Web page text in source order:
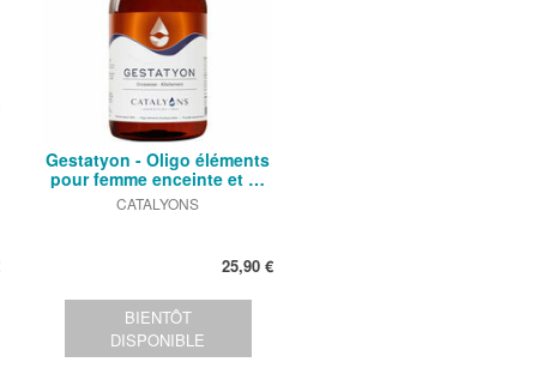
Gestatyon - Oligo éléments
pour femme enceinte et …
CATALYONS
25,90 €
BIENTÔT
DISPONIBLE